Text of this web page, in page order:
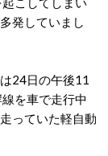
発していまし
24日の午後11
を車で走行中
っていた軽自動